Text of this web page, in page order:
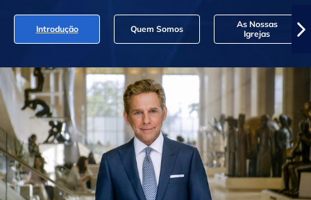
Introdução Quem Somos
As Nossas
Igrejas